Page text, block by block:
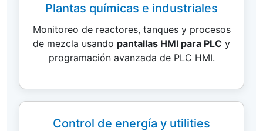
Plantas químicas e industriales
Monitoreo de reactores, tanques y procesos
de mezcla usando pantallas HMI para PLC y
programación avanzada de PLC HMI.
Control de energía y utilities